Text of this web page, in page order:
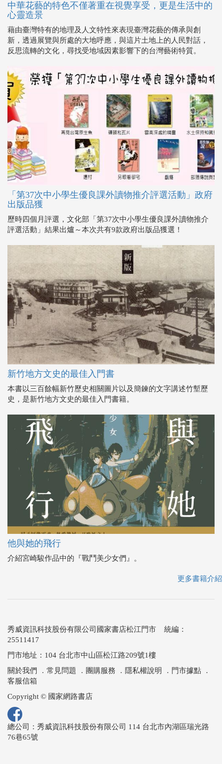
中華花藝的特色不僅著重在視覺享受，更是生活中的
心靈造景
藉由臺灣特有的地理及人文特性來表現臺灣花藝的傳承與創
新，透過展覽與所處的大地呼應，與這片土地上的人民對話，
反思流轉的文化，尋找受地域因素影響下的台灣藝術特質。
「第37次中小學生優良課外讀物推介評選活動」政府
出版品獲
歷時四個月評選，文化部「第37次中小學生優良課外讀物推介
評選活動」結果出爐～本次共有9款政府出版品獲選！
新竹地方文史的最佳入門書
本書以三百餘幅新竹歷史相關圖片以及簡鍊的文字講述竹塹歷
史，是新竹地方文史的最佳入門書籍。
他與她的飛行
介紹宮崎駿作品中的『戰鬥美少女們』。
更多書籍介紹
秀威資訊科技股份有限公司國家書店松江門市 統編：
25511417
門市地址：104 台北市中山區松江路209號1樓
關於我們
． 常見問題 ． 團購服務 ． 隱私權說明 ． 門市據點 ．
客服信箱
Copyright © 國家網路書店
總公司：秀威資訊科技股份有限公司 114 台北市內湖區瑞光路
76巷65號